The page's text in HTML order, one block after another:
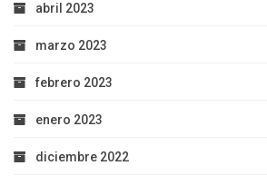
abril 2023
marzo 2023
febrero 2023
enero 2023
diciembre 2022